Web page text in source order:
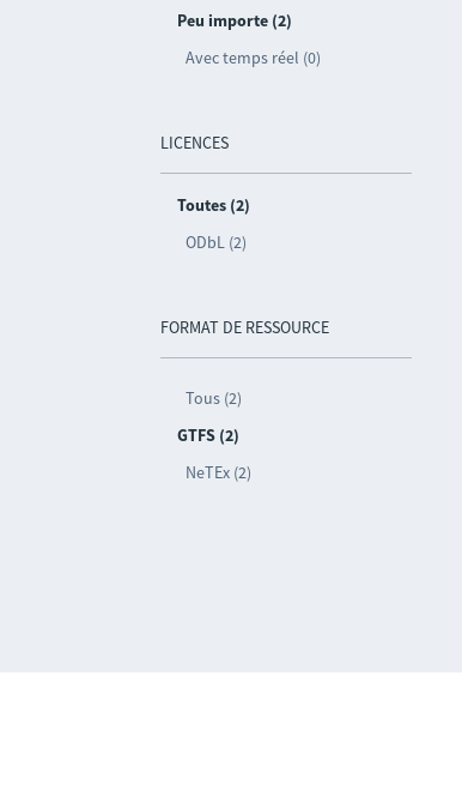
Peu importe (2)
Avec temps réel (0)
LICENCES
Toutes (2)
ODbL (2)
FORMAT DE RESSOURCE
Tous (2)
GTFS (2)
NeTEx (2)